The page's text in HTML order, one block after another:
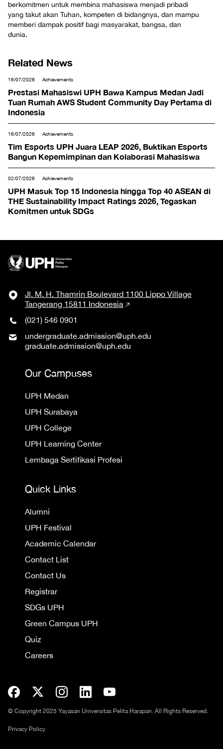
berkomitmen untuk membina mahasiswa menjadi pribadi
yang takut akan Tuhan, kompeten di bidangnya, dan mampu
memberi dampak positif bagi masyarakat, bangsa, dan
dunia.
Related News
16/07/2026 Achievements
Prestasi Mahasiswi UPH Bawa Kampus Medan Jadi
Tuan Rumah AWS Student Community Day Pertama di
Indonesia
16/07/2026 Achievements
Tim Esports UPH Juara LEAP 2026, Buktikan Esports
Bangun Kepemimpinan dan Kolaborasi Mahasiswa
02/07/2026 Achievements
UPH Masuk Top 15 Indonesia hingga Top 40 ASEAN di
THE Sustainability Impact Ratings 2026, Tegaskan
Komitmen untuk SDGs
Jl. M. H. Thamrin Boulevard 1100 Lippo Village
Tangerang 15811 Indonesia
(021) 546 0901
undergraduate.admission@uph.edu
graduate.admission@uph.edu
Our Campuses
UPH Medan
UPH Surabaya
UPH College
UPH Learning Center
Lembaga Sertifikasi Profesi
Quick Links
Alumni
UPH Festival
Academic Calendar
Contact List
Contact Us
Registrar
SDGs UPH
Green Campus UPH
Quiz
Careers
© Copyright 2025 Yayasan Universitas Pelita Harapan. All Rights Reserved.
Privacy Policy